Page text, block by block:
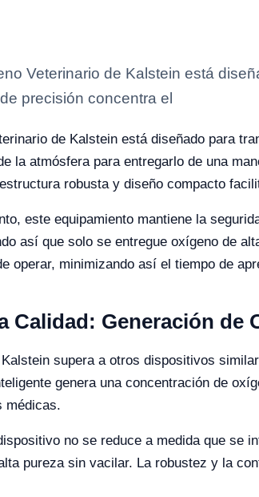
Veterinario de Kalstein está
precisión concentra el
de Kalstein está diseñado para
la atmósfera para entregarlo de una
robusta y diseño compacto
este equipamiento mantiene la
así que solo se entregue oxígeno de
operar, minimizando así el tiempo de
Calidad: Generación de
supera a otros dispositivos
genera una concentración de
médicas.
no se reduce a medida que se
pureza sin vacilar. La robustez y la